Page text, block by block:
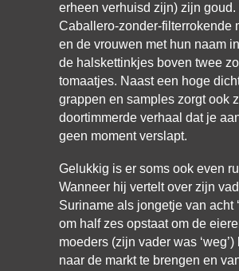
erheen verhuisd zijn) zijn goud.
Caballero-zonder-filterrokende
en de vrouwen met hun naam
de halskettinkjes boven twee
tomaatjes. Naast een hoge
grappen en samples zorgt ook
doortimmerde verhaal dat je
geen moment verslapt.
Gelukkig is er soms ook even
Wanneer hij vertelt over zijn
Suriname als jongetje van acht
om half zes opstaat om de
moeders (zijn vader was ‘weg’)
naar de markt te brengen en